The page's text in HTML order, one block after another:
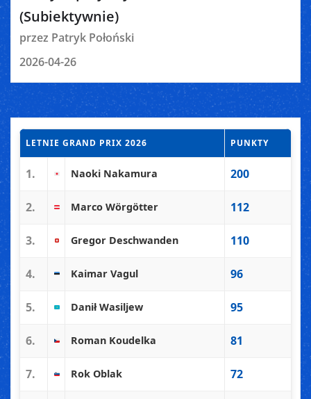
(Subiektywnie)
przez Patryk Połoński
2026-04-26
LETNIE GRAND PRIX 2026 PUNKTY
1. Naoki Nakamura 200
2. Marco Wörgötter 112
3. Gregor Deschwanden 110
4. Kaimar Vagul 96
5. Danił Wasiljew 95
6. Roman Koudelka 81
7. Rok Oblak 72